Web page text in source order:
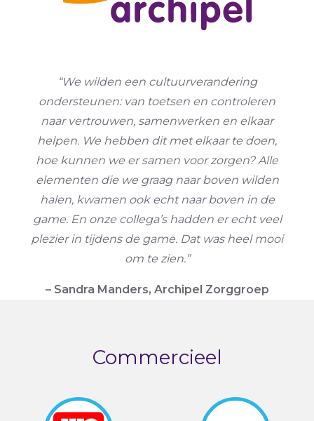
“We wilden een cultuurverandering
ondersteunen: van toetsen en controleren
naar vertrouwen, samenwerken en elkaar
helpen. We hebben dit met elkaar te doen,
hoe kunnen we er samen voor zorgen? Alle
elementen die we graag naar boven wilden
halen, kwamen ook echt naar boven in de
game. En onze collega’s hadden er echt veel
plezier in tijdens de game. Dat was heel mooi
om te zien.”
– Sandra Manders, Archipel Zorggroep
Commercieel